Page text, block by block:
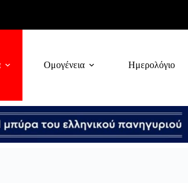
Ομογένεια Ημερολόγιο